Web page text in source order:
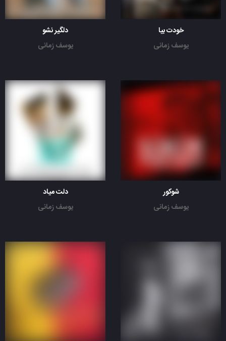
خودت بیا
یوسف زمانی
دلگیر نشو
یوسف زمانی
شوکور
یوسف زمانی
دلت میاد
یوسف زمانی